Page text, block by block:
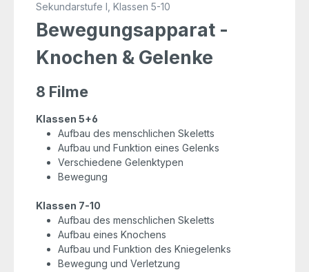
Sekundarstufe I, Klassen 5-10
Bewegungsapparat -
Knochen & Gelenke
8 Filme
Klassen 5+6
Aufbau des menschlichen Skeletts
Aufbau und Funktion eines Gelenks
Verschiedene Gelenktypen
Bewegung
Klassen 7-10
Aufbau des menschlichen Skeletts
Aufbau eines Knochens
Aufbau und Funktion des Kniegelenks
Bewegung und Verletzung